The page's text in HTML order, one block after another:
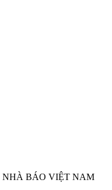
NHÀ BÁO VIỆT NAM